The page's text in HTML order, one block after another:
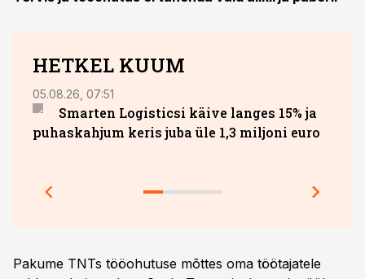
HETKEL KUUM
05.08.26, 07:51
Smarten Logisticsi käive langes 15% ja
puhaskahjum keris juba üle 1,3 miljoni euro
Pakume TNTs tööohutuse mõttes oma töötajatele